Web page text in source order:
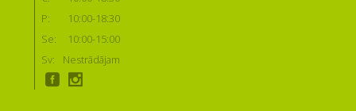
P:
10:00-18:30
Se:
10:00-15:00
Sv:
Nestrādājam